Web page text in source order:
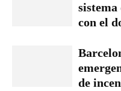
con el
de